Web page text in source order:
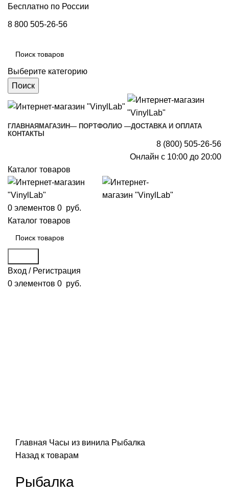
Бесплатно по России
8 800 505-26-56
Выберите категорию
Поиск
ГЛАВНАЯ МАГАЗИН— ПОРТФОЛИО —ДОСТАВКА И ОПЛАТА
КОНТАКТЫ
8 (800) 505-26-56
Онлайн с 10:00 до 20:00
Каталог товаров
0 элементов 0 руб.
Каталог товаров
Вход / Регистрация
0 элементов 0 руб.
Главная Часы из винила Рыбалка
Назад к товарам
Рыбалка